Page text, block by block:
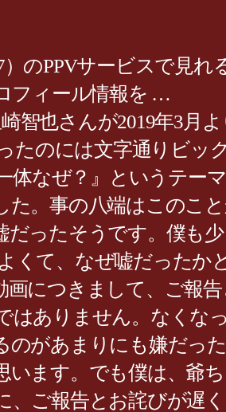
）のPPVサービスで見れ
フィール情報を …
崎智也さんが2019年3月
たのには文字通りビッ
体なぜ？』というテー
。事の八端はこのこと
ったそうです。僕も
くて、なぜ嘘だったか
につきまして、ご報
はありません。なくな
のがあまりにも嫌だっ
ます。でも僕は、爺
ご報告とお詫びが遅